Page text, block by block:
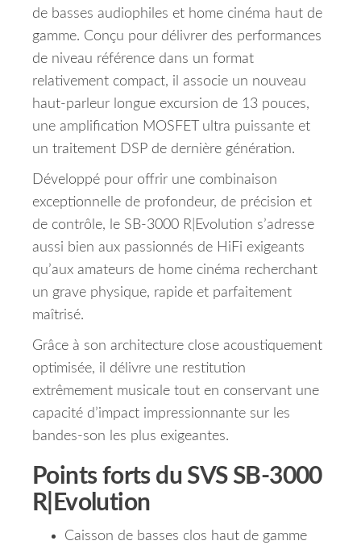
de basses audiophiles et home cinéma haut de
gamme. Conçu pour délivrer des performances
de niveau référence dans un format
relativement compact, il associe un nouveau
haut-parleur longue excursion de 13 pouces,
une amplification MOSFET ultra puissante et
un traitement DSP de dernière génération.
Développé pour offrir une combinaison
exceptionnelle de profondeur, de précision et
de contrôle, le SB-3000 R|Evolution s’adresse
aussi bien aux passionnés de HiFi exigeants
qu’aux amateurs de home cinéma recherchant
un grave physique, rapide et parfaitement
maîtrisé.
Grâce à son architecture close acoustiquement
optimisée, il délivre une restitution
extrêmement musicale tout en conservant une
capacité d’impact impressionnante sur les
bandes-son les plus exigeantes.
Points forts du SVS SB-3000
R|Evolution
Caisson de basses clos haut de gamme